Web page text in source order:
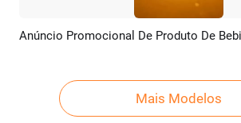
Pré-visualizar Criar
Mais Modelos